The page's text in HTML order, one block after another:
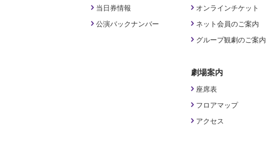
当日券情報
公演バックナンバー
オンラインチケット
ネット会員のご案内
グループ観劇のご案内
劇場案内
座席表
フロアマップ
アクセス